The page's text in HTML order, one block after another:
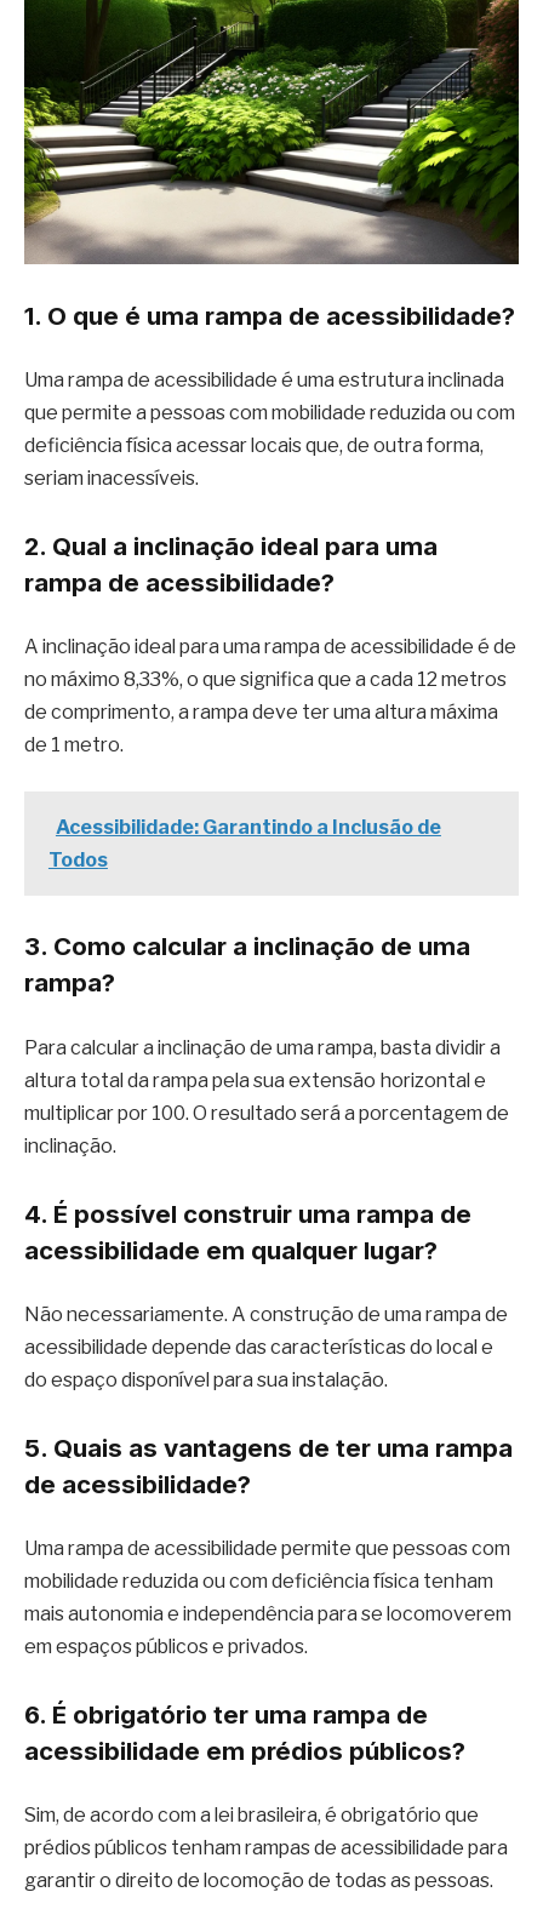
1. O que é uma rampa de acessibilidade?
Uma rampa de acessibilidade é uma estrutura inclinada
que permite a pessoas com mobilidade reduzida ou com
deficiência física acessar locais que, de outra forma,
seriam inacessíveis.
2. Qual a inclinação ideal para uma
rampa de acessibilidade?
A inclinação ideal para uma rampa de acessibilidade é de
no máximo 8,33%, o que significa que a cada 12 metros
de comprimento, a rampa deve ter uma altura máxima
de 1 metro.
Acessibilidade: Garantindo a Inclusão de
Todos
3. Como calcular a inclinação de uma
rampa?
Para calcular a inclinação de uma rampa, basta dividir a
altura total da rampa pela sua extensão horizontal e
multiplicar por 100. O resultado será a porcentagem de
inclinação.
4. É possível construir uma rampa de
acessibilidade em qualquer lugar?
Não necessariamente. A construção de uma rampa de
acessibilidade depende das características do local e
do espaço disponível para sua instalação.
5. Quais as vantagens de ter uma rampa
de acessibilidade?
Uma rampa de acessibilidade permite que pessoas com
mobilidade reduzida ou com deficiência física tenham
mais autonomia e independência para se locomoverem
em espaços públicos e privados.
6. É obrigatório ter uma rampa de
acessibilidade em prédios públicos?
Sim, de acordo com a lei brasileira, é obrigatório que
prédios públicos tenham rampas de acessibilidade para
garantir o direito de locomoção de todas as pessoas.